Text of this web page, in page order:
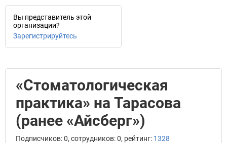
Вы представитель этой
организации?
Зарегистрируйтесь
«Стоматологическая
практика» на Тарасова
(ранее «Айсберг»)
Подписчиков: 0, сотрудников: 0, рейтинг: 1328